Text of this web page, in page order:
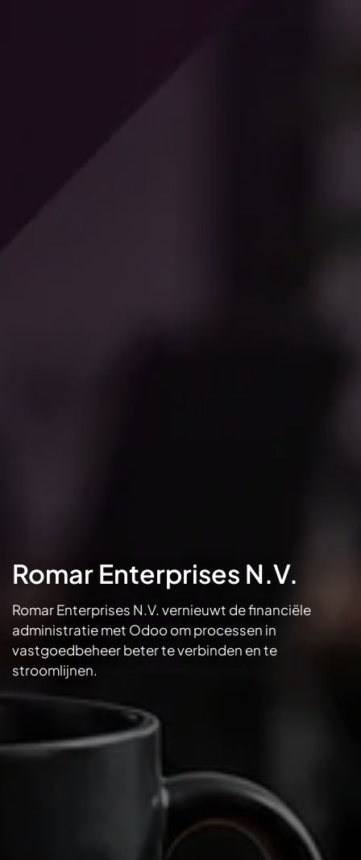
Romar Enterprises N.V.
Romar Enterprises N.V. vernieuwt de financiële
administratie met Odoo om processen in
vastgoedbeheer beter te verbinden en te
stroomlijnen.